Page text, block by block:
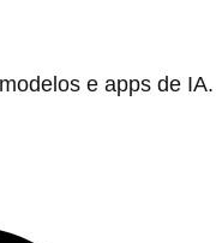
e apps de IA.